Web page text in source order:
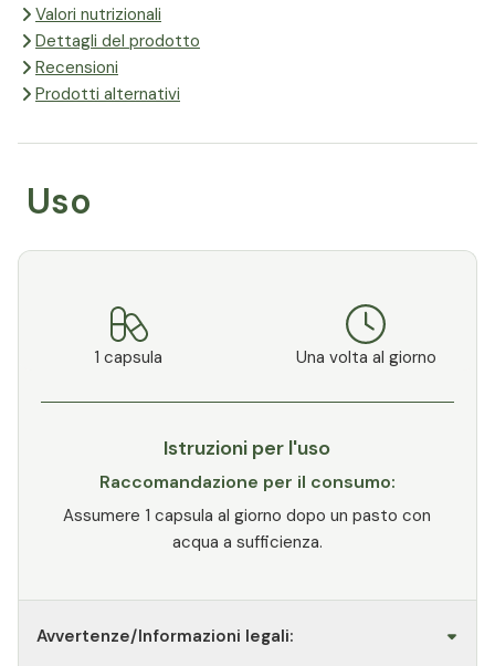
Valori nutrizionali
Dettagli del prodotto
Recensioni
Prodotti alternativi
Uso
1 capsula Una volta al giorno
Istruzioni per l'uso
Raccomandazione per il consumo:
Assumere 1 capsula al giorno dopo un pasto con
acqua a sufficienza.
Avvertenze/Informazioni legali: